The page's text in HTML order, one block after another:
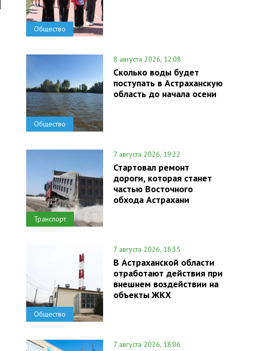
Общество
Общество
8 августа 2026, 12:08
Сколько воды будет
поступать в Астраханскую
область до начала осени
Транспорт
7 августа 2026, 19:22
Стартовал ремонт
дороги, которая станет
частью Восточного
обхода Астрахани
Общество
7 августа 2026, 18:35
В Астраханской области
отработают действия при
внешнем воздействии на
объекты ЖКХ
7 августа 2026, 18:06